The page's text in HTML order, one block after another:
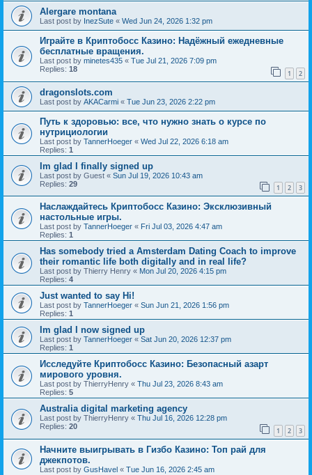
Alergare montana
Last post by InezSute « Wed Jun 24, 2026 1:32 pm
Играйте в Криптобосс Казино: Надёжный ежедневные
бесплатные вращения.
Last post by minetes435 « Tue Jul 21, 2026 7:09 pm
Replies: 18 1 2
dragonslots.com
Last post by AKACarmi « Tue Jun 23, 2026 2:22 pm
Путь к здоровью: все, что нужно знать о курсе по
нутрициологии
Last post by TannerHoeger « Wed Jul 22, 2026 6:18 am
Replies: 1
Im glad I finally signed up
Last post by Guest « Sun Jul 19, 2026 10:43 am
Replies: 29 1 2 3
Наслаждайтесь Криптобосс Казино: Эксклюзивный
настольные игры.
Last post by TannerHoeger « Fri Jul 03, 2026 4:47 am
Replies: 1
Has somebody tried a Amsterdam Dating Coach to improve
their romantic life both digitally and in real life?
Last post by Thierry Henry « Mon Jul 20, 2026 4:15 pm
Replies: 4
Just wanted to say Hi!
Last post by TannerHoeger « Sun Jun 21, 2026 1:56 pm
Replies: 1
Im glad I now signed up
Last post by TannerHoeger « Sat Jun 20, 2026 12:37 pm
Replies: 1
Исследуйте Криптобосс Казино: Безопасный азарт
мирового уровня.
Last post by ThierryHenry « Thu Jul 23, 2026 8:43 am
Replies: 5
Australia digital marketing agency
Last post by ThierryHenry « Thu Jul 16, 2026 12:28 pm
Replies: 20 1 2 3
Начните выигрывать в Гизбо Казино: Топ рай для
джекпотов.
Last post by GusHavel « Tue Jun 16, 2026 2:45 am